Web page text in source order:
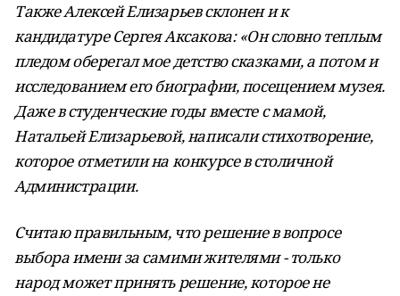
Также Алексей Елизарьев склонен и к
кандидатуре Сергея Аксакова: «Он словно теплым
пледом оберегал мое детство сказками, а потом и
исследованием его биографии, посещением музея.
Даже в студенческие годы вместе с мамой,
Натальей Елизарьевой, написали стихотворение,
которое отметили на конкурсе в столичной
Администрации.
Считаю правильным, что решение в вопросе
выбора имени за самими жителями - только
народ может принять решение, которое не